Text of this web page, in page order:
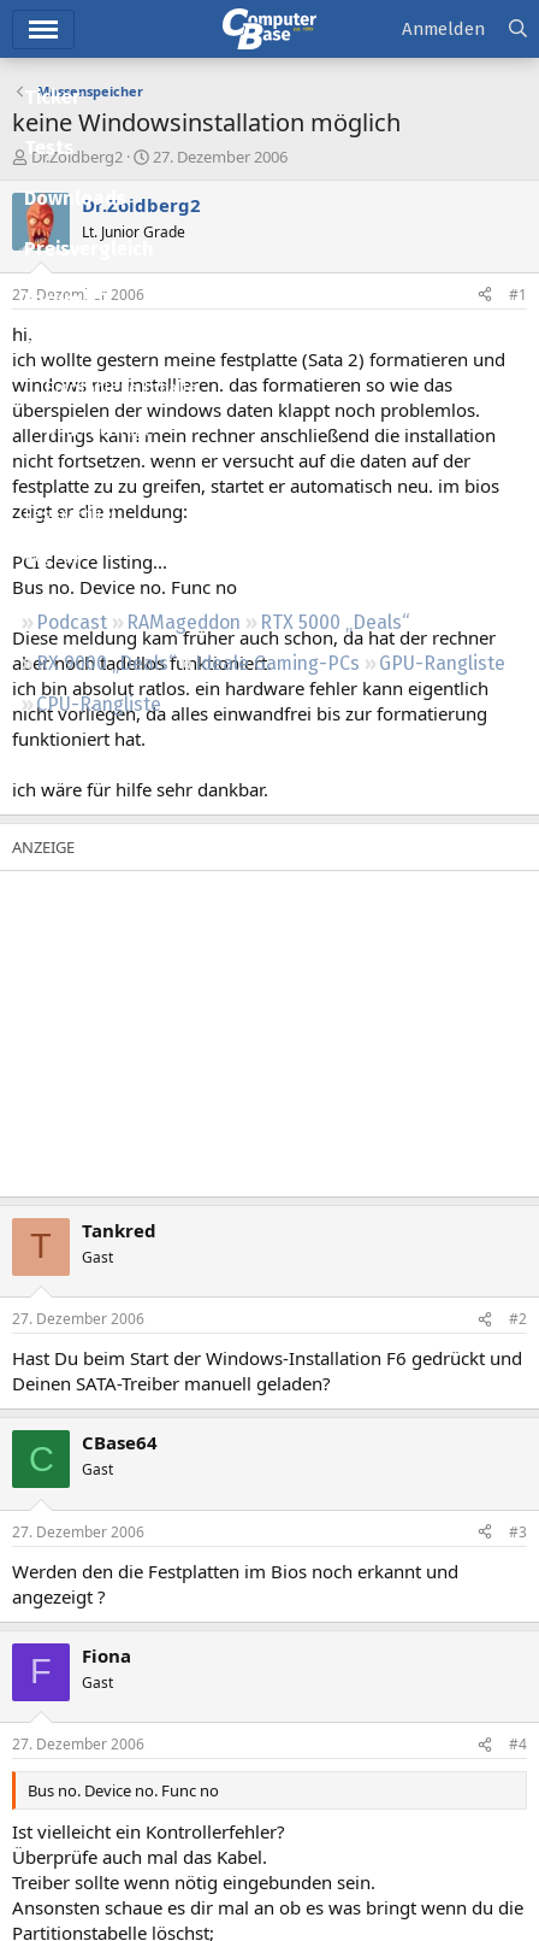
Ticker
Tests
Downloads
Preisvergleich
Forum
Aktuelles
Empfohlene Inhalte
Neue Beiträge
Neueste Aktivitäten
Leserartikel
Regeln
Podcast RAMageddon
RTX 5000 „Deals“
RX 9000 „Deals“
Ideale Gaming-PCs
GPU-Rangliste
CPU-Rangliste
Anmelden
Massenspeicher
keine Windowsinstallation möglich
E
s
t
e
e
Dr.Zoidberg2
E
s
e
t
27. Dezember 2006
Dr.Zoidberg2
Lt. Junior Grade
27. Dezember 2006 #1
hi,
ich wollte gestern meine festplatte (Sata 2) formatieren und
windows neu installieren. das formatieren so wie das
überspielen der windows daten klappt noch problemlos.
allerdings kann mein rechner anschließend die installation
nicht fortsetzen. wenn er versucht auf die daten auf der
festplatte zu zu greifen, startet er automatisch neu. im bios
zeigt er die meldung:
PCI device listing...
Bus no. Device no. Func no
Diese meldung kam früher auch schon, da hat der rechner
aber noch tadellos funktioniert.
ich bin absolut ratlos. ein hardware fehler kann eigentlich
nicht vorliegen, da alles einwandfrei bis zur formatierung
funktioniert hat.
ich wäre für hilfe sehr dankbar.
T Tankred
Gast
27. Dezember 2006 #2
Hast Du beim Start der Windows-Installation F6 gedrückt und
Deinen SATA-Treiber manuell geladen?
C CBase64
Gast
27. Dezember 2006 #3
Werden den die Festplatten im Bios noch erkannt und
angezeigt ?
F Fiona
Gast
27. Dezember 2006 #4
Bus no. Device no. Func no
Ist vielleicht ein Kontrollerfehler?
Überprüfe auch mal das Kabel.
Treiber sollte wenn nötig eingebunden sein.
Ansonsten schaue es dir mal an ob es was bringt wenn du die
Partitionstabelle löschst;